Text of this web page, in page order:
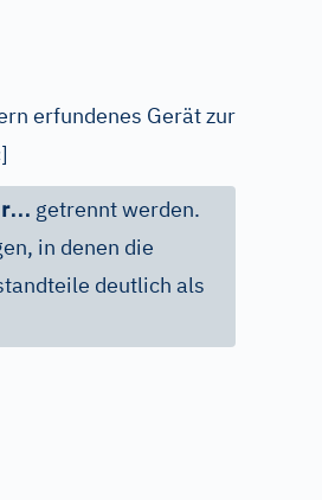
erfundenes Gerät zur
]
r… getrennt werden.
in denen die
deutlich als